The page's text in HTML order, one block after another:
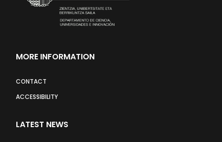
MORE INFORMATION
CONTACT
ACCESSIBILITY
LATEST NEWS